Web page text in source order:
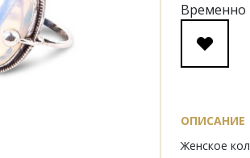
Временно
ОПИСАНИЕ
Женское